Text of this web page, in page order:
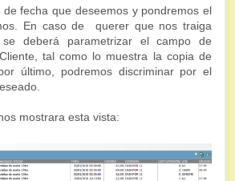
fecha que deseemos y pondremos el
En caso de querer que nos traiga
deberá parametrizar el campo de
tal como lo muestra la copia de
último, podremos discriminar por el
mostrara esta vista: